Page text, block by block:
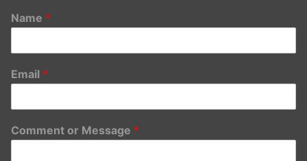
Name *
Email *
Comment or Message *